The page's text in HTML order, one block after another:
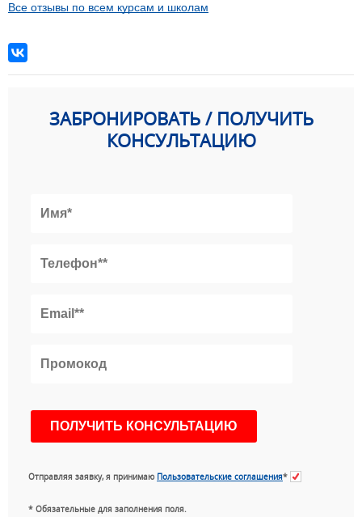
Все отзывы по всем курсам и школам
ЗАБРОНИРОВАТЬ / ПОЛУЧИТЬ
КОНСУЛЬТАЦИЮ
Отправляя заявку, я принимаю Пользовательские соглашения*
* Обязательные для заполнения поля.